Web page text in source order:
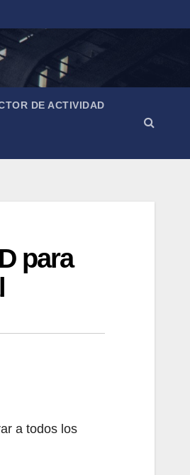
DE ACTIVIDAD
para
a todos los